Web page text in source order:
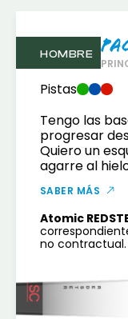
HOMBRE
Pistas
Tengo las
progresar
Quiero un
agarre al
SABER MÁS
Atomic
no contractual.